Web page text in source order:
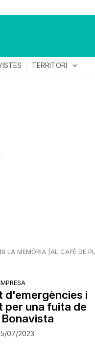
TERRITORI expand_more
LA MEMÒRIA AL CAFÈ DE
d'emergències i
per una fuita de
07/2023